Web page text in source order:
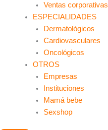
Ventas corporativas
ESPECIALIDADES
Dermatológicos
Cardiovasculares
Oncológicos
OTROS
Empresas
Instituciones
Mamá bebe
Sexshop